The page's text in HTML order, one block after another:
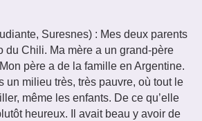
Suresnes) : Mes deux parents
du Chili. Ma mère a un grand-père
père a de la famille en Argentine.
un milieu très, très pauvre, où tout le
même les enfants. De ce qu’elle
heureux. Il avait beau y avoir de